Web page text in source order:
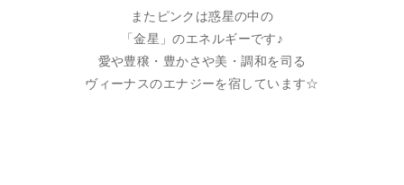
またピンクは惑星の中の
「金星」のエネルギーです♪
愛や豊穣・豊かさや美・調和を司る
ヴィーナスのエナジーを宿しています☆